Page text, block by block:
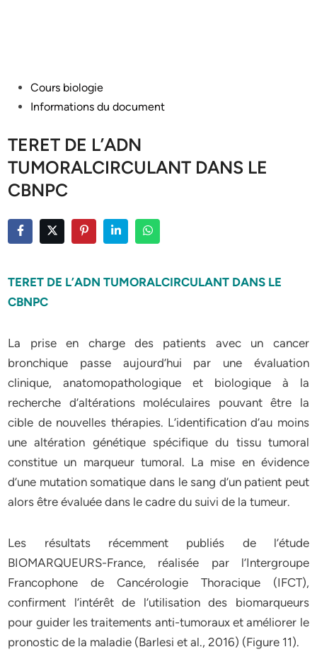
PostedCours biologie
Informations du document
TERET DE L’ADN
TUMORALCIRCULANT DANS LE
CBNPC
TERET DE L’ADN TUMORALCIRCULANT DANS LE
CBNPC
La prise en charge des patients avec un
cancer
bronchique
passe aujourd’hui par une
évaluation
clinique,
anatomopathologique et biologique à
la
recherche d’altérations moléculaires pouvant être
la
cible de nouvelles thérapies. L’identification d’au moins
une altération génétique spécifique du tissu tumoral
constitue un marqueur tumoral. La mise en évidence
d’une mutation somatique dans le sang d’un patient peut
alors être évaluée dans le cadre du suivi de la tumeur.
Les résultats récemment publiés de
l’étude
BIOMARQUEURS-France,
réalisée par
l’Intergroupe
Francophone
de Cancérologie Thoracique
(IFCT),
confirment
l’intérêt de l’utilisation des
biomarqueurs
pour guider les traitements anti-tumoraux et améliorer le
pronostic de la maladie (Barlesi et al., 2016) (Figure 11).